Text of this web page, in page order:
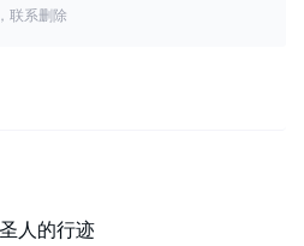
联系删除
人的行迹